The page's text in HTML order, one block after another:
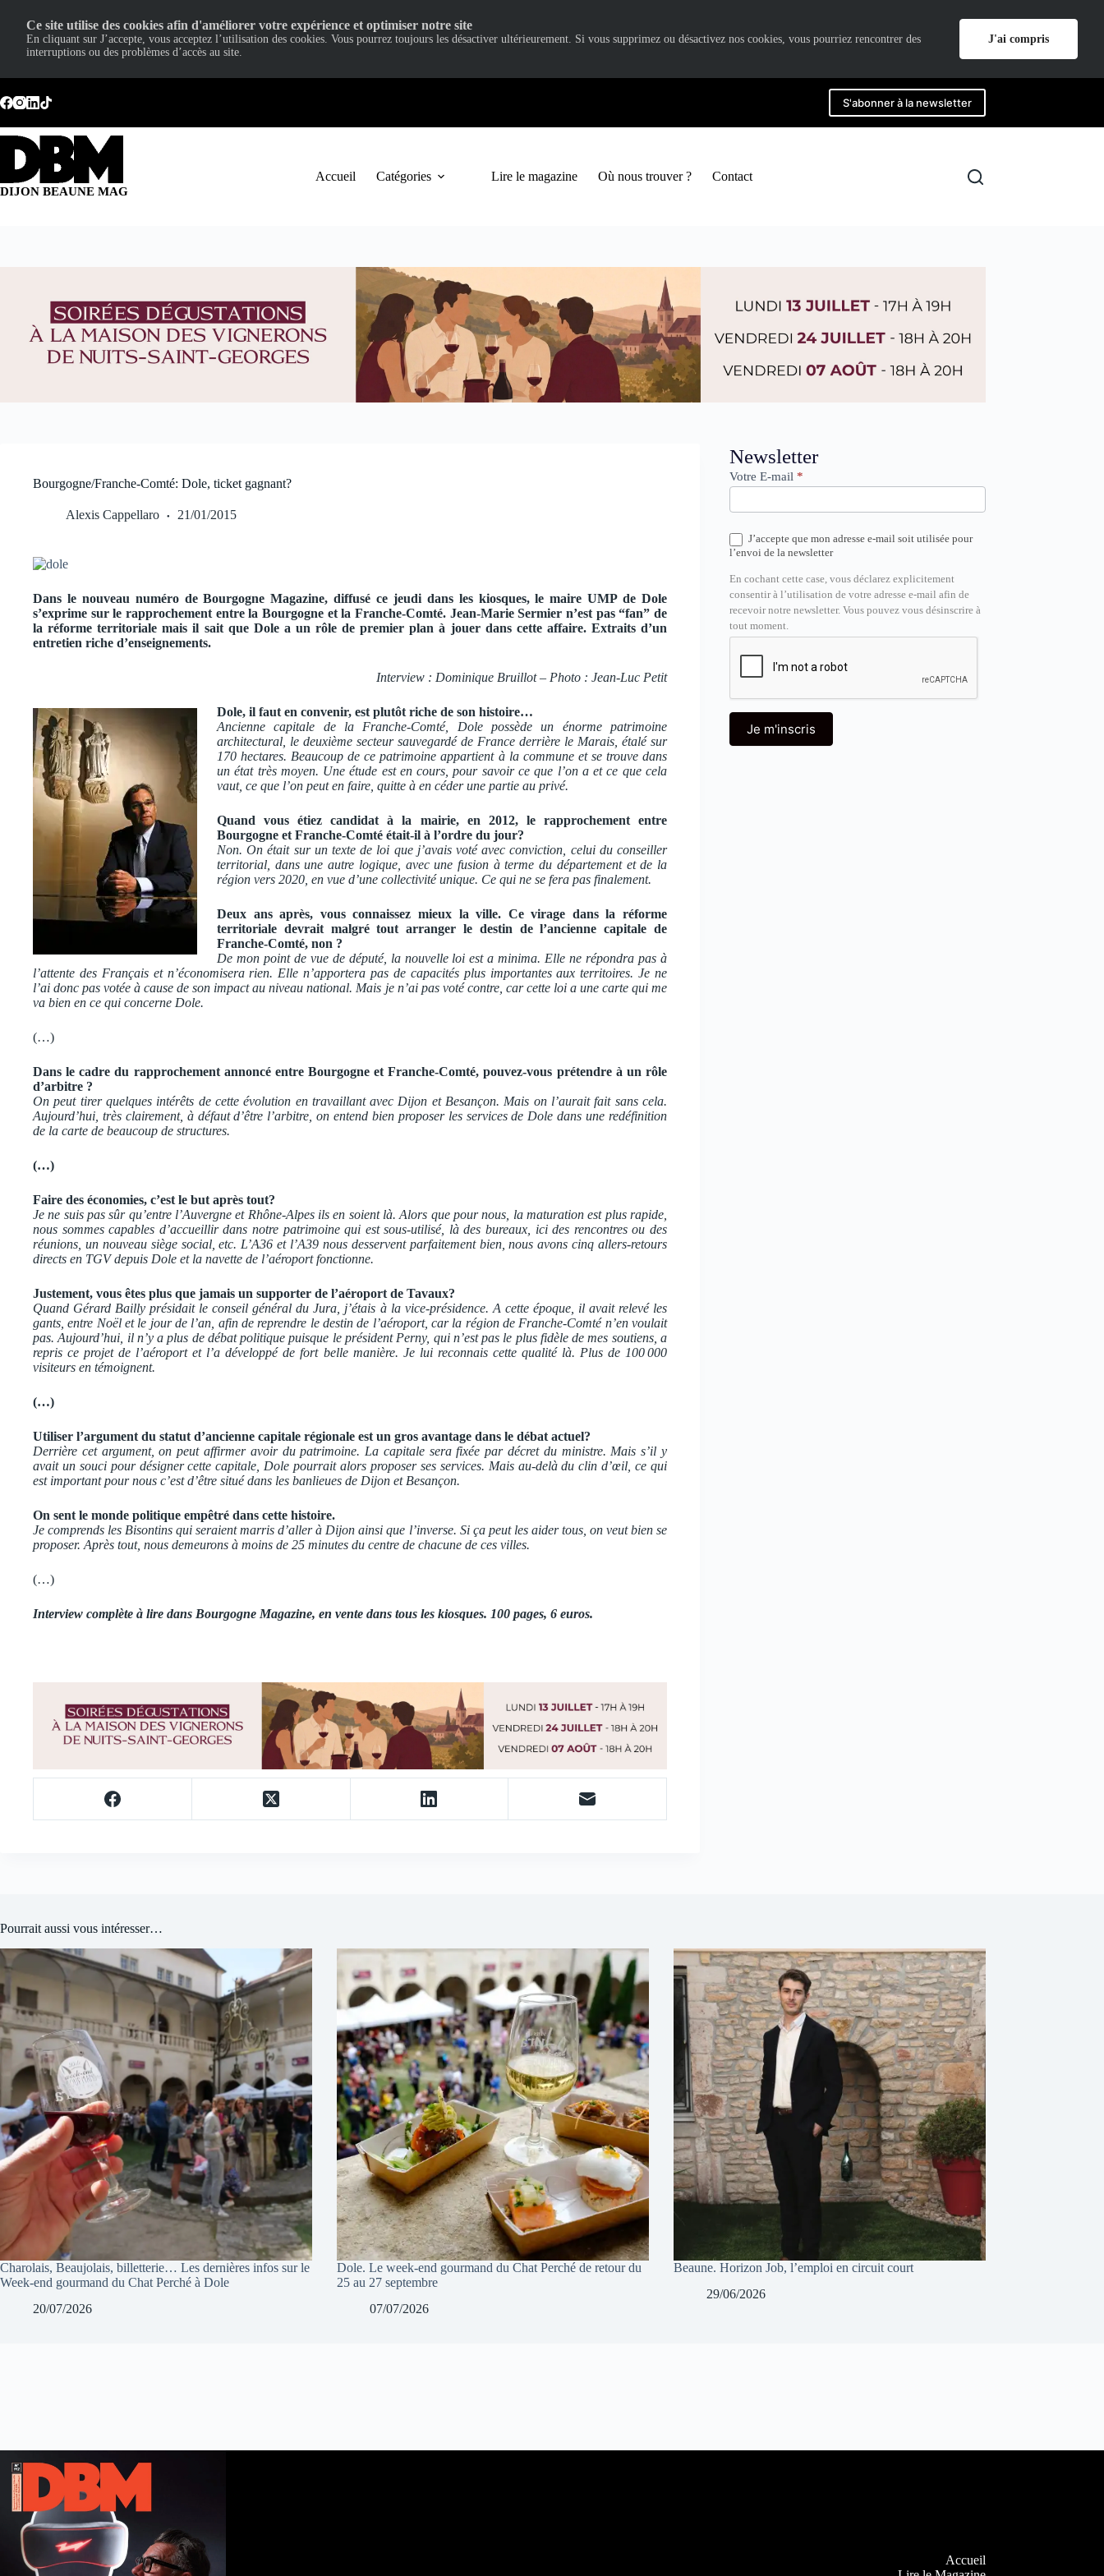
au
contenu
S'abonner à la newsletter
DIJON BEAUNE MAG
Accueil Catégories Lire le magazine Où nous trouver ? Contact
Bourgogne/Franche-Comté: Dole, ticket gagnant?
Alexis Cappellaro 21/01/2015
Dans le nouveau numéro de Bourgogne Magazine, diffusé ce jeudi dans les kiosques, le maire UMP de Dole
s’exprime sur le rapprochement entre la Bourgogne et la Franche-Comté. Jean-Marie Sermier n’est pas “fan” de
la réforme territoriale mais il sait que Dole a un rôle de premier plan à jouer dans cette affaire. Extraits d’un
entretien riche d’enseignements.
Interview : Dominique Bruillot – Photo : Jean-Luc Petit
Dole, il faut en convenir, est plutôt riche de son histoire…
Ancienne capitale de la Franche-Comté, Dole possède un énorme patrimoine
architectural, le deuxième secteur sauvegardé de France derrière le Marais, étalé sur
170 hectares. Beaucoup de ce patrimoine appartient à la commune et se trouve dans
un état très moyen. Une étude est en cours, pour savoir ce que l’on a et ce que cela
vaut, ce que l’on peut en faire, quitte à en céder une partie au privé.
Quand vous étiez candidat à la mairie, en 2012, le rapprochement entre
Bourgogne et Franche-Comté était-il à l’ordre du jour?
Non. On était sur un texte de loi que j’avais voté avec conviction, celui du conseiller
territorial, dans une autre logique, avec une fusion à terme du département et de la
région vers 2020, en vue d’une collectivité unique. Ce qui ne se fera pas finalement.
Deux ans après, vous connaissez mieux la ville. Ce virage dans la réforme
territoriale devrait malgré tout arranger le destin de l’ancienne capitale de
Franche-Comté, non ?
De mon point de vue de député, la nouvelle loi est a minima. Elle ne répondra pas à
l’attente des Français et n’économisera rien. Elle n’apportera pas de capacités plus importantes aux territoires. Je ne
l’ai donc pas votée à cause de son impact au niveau national. Mais je n’ai pas voté contre, car cette loi a une carte qui me
va bien en ce qui concerne Dole.
(…)
Dans le cadre du rapprochement annoncé entre Bourgogne et Franche-Comté, pouvez-vous prétendre à un rôle
d’arbitre ?
On peut tirer quelques intérêts de cette évolution en travaillant avec Dijon et Besançon. Mais on l’aurait fait sans cela.
Aujourd’hui, très clairement, à défaut d’être l’arbitre, on entend bien proposer les services de Dole dans une redéfinition
de la carte de beaucoup de structures.
(…)
Faire des économies, c’est le but après tout?
Je ne suis pas sûr qu’entre l’Auvergne et Rhône-Alpes ils en soient là. Alors que pour nous, la maturation est plus rapide,
nous sommes capables d’accueillir dans notre patrimoine qui est sous-utilisé, là des bureaux, ici des rencontres ou des
réunions, un nouveau siège social, etc. L’A36 et l’A39 nous desservent parfaitement bien, nous avons cinq allers-retours
directs en TGV depuis Dole et la navette de l’aéroport fonctionne.
Justement, vous êtes plus que jamais un supporter de l’aéroport de Tavaux?
Quand Gérard Bailly présidait le conseil général du Jura, j’étais à la vice-présidence. A cette époque, il avait relevé les
gants, entre Noël et le jour de l’an, afin de reprendre le destin de l’aéroport, car la région de Franche-Comté n’en voulait
pas. Aujourd’hui, il n’y a plus de débat politique puisque le président Perny, qui n’est pas le plus fidèle de mes soutiens, a
repris ce projet de l’aéroport et l’a développé de fort belle manière. Je lui reconnais cette qualité là. Plus de 100 000
visiteurs en témoignent.
(…)
Utiliser l’argument du statut d’ancienne capitale régionale est un gros avantage dans le débat actuel?
Derrière cet argument, on peut affirmer avoir du patrimoine. La capitale sera fixée par décret du ministre. Mais s’il y
avait un souci pour désigner cette capitale, Dole pourrait alors proposer ses services. Mais au-delà du clin d’œil, ce qui
est important pour nous c’est d’être situé dans les banlieues de Dijon et Besançon.
On sent le monde politique empêtré dans cette histoire.
Je comprends les Bisontins qui seraient marris d’aller à Dijon ainsi que l’inverse. Si ça peut les aider tous, on veut bien se
proposer. Après tout, nous demeurons à moins de 25 minutes du centre de chacune de ces villes.
(…)
Interview complète à lire dans Bourgogne Magazine, en vente dans tous les kiosques. 100 pages, 6 euros.
Newsletter
Newsletter
Votre E-mail *
J’accepte que mon adresse e-mail soit utilisée pour
l’envoi de la newsletter
En cochant cette case, vous déclarez explicitement
consentir à l’utilisation de votre adresse e-mail afin de
recevoir notre newsletter. Vous pouvez vous désinscrire à
tout moment.
Je m'inscris
Pourrait aussi vous intéresser…
Charolais, Beaujolais, billetterie… Les dernières infos sur le
Week-end gourmand du Chat Perché à Dole
20/07/2026
Dole. Le week-end gourmand du Chat Perché de retour du
25 au 27 septembre
07/07/2026
Beaune. Horizon Job, l’emploi en circuit court
29/06/2026
Accueil
Ce site utilise des cookies afin d'améliorer votre expérience et optimiser notre site
En cliquant sur J’accepte, vous acceptez l’utilisation des cookies. Vous pourrez toujours les désactiver ultérieurement. Si vous supprimez ou désactivez nos cookies, vous pourriez rencontrer des
interruptions ou des problèmes d’accès au site.
J'ai compris